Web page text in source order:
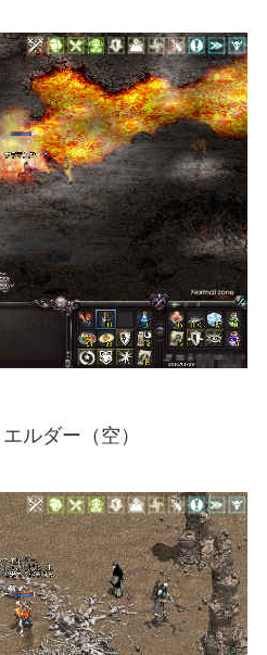
ルダー（空）